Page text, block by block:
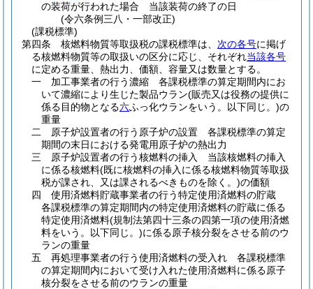
の装荷が行われた場合 当該装荷の終了の日
(令六条例三八・一部改正)
(課税標準)
第四条
核燃料物質等取扱税の課税標準は、 次の各号に掲げ
る核燃料物質等の取扱いの区分に応じ、それぞれ当該各号
に定める重量、熱出力、価額、容量又は数量とする。
一
加工事業者の行う濃縮 各課税標準の算定期間内にお
いて濃縮により生じた製品ウラン(販売又は役務の提供に
係る目的物となる六ふっ化ウランをいう。以下同じ。)の
重量
二
原子炉設置者の行う原子炉の設置 各課税標準の算定
期間の末日における発電用原子炉の熱出力
三
原子炉設置者の行う核燃料の挿入 当該核燃料の挿入
に係る核燃料(既に核燃料の挿入に係る核燃料物質等取扱
税が課され、又は課されるべきものを除く。)の価額
四
使用済燃料貯蔵事業者の行う特定使用済燃料の貯蔵
各課税標準の算定期間内の特定使用済燃料の貯蔵に係る
特定使用済燃料(規制法第四十三条の四第一項の使用済燃
料をいう。以下同じ。)に係る原子核分裂をさせる前のウ
ランの重量
五
再処理事業者の行う使用済燃料の受入れ 各課税標準
の算定期間内において受け入れた使用済燃料に係る原子
核分裂をさせる前のウランの重量